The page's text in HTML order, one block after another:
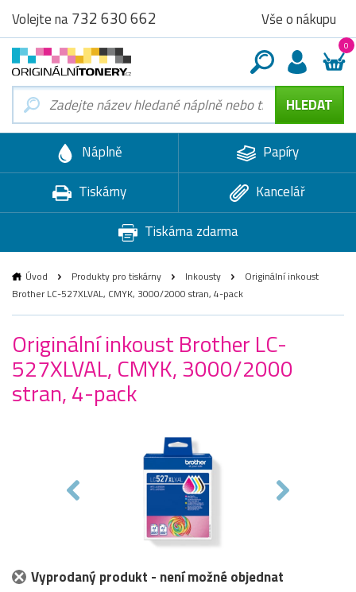
Volejte na732 630 662 Vše o nákupu
0
Náplně
Papíry
Tiskárny
Kancelář
Tiskárna zdarma
Úvod Produkty pro tiskárny Inkousty
Originální inkoust
Brother LC-527XLVAL, CMYK, 3000/2000 stran, 4-pack
Originální inkoust Brother LC-
527XLVAL, CMYK, 3000/2000
stran, 4-pack
Vyprodaný produkt - není možné objednat